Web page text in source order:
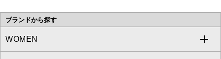
ブランドから探す
WOMEN